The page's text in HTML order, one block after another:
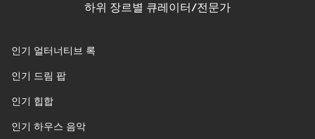
하위 장르별 큐레이터/전문가
인기 얼터너티브 록
인기 드림 팝
인기 힙합
인기 하우스 음악